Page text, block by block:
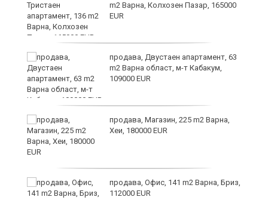
m2 Варна, Колхозен Пазар, 165000
EUR
продава, Двустаен апартамент, 63
m2 Варна област, м-т Кабакум,
109000 EUR
продава, Магазин, 225 m2 Варна,
Хеи, 180000 EUR
продава, Офис, 141 m2 Варна, Бриз,
112000 EUR